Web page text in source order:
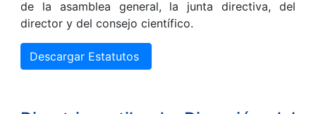
de la asamblea general, la junta directiva, del
director y del consejo científico.
Descargar Estatutos